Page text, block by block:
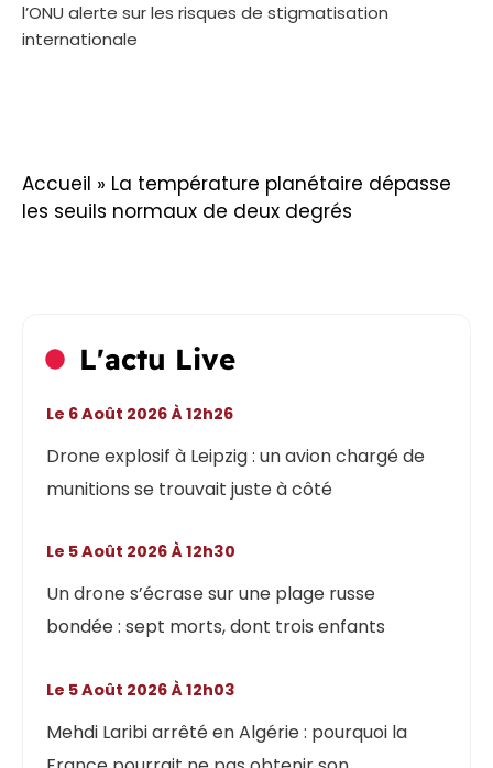
l’ONU alerte sur les risques de stigmatisation
internationale
Accueil » La température planétaire dépasse
les seuils normaux de deux degrés
L'actu Live
Drone explosif à Leipzig : un avion chargé de
munitions se trouvait juste à côté
Le 6 Août 2026 À 12h26
Un drone s’écrase sur une plage russe
bondée : sept morts, dont trois enfants
Le 5 Août 2026 À 12h30
Mehdi Laribi arrêté en Algérie : pourquoi la
Le 5 Août 2026 À 12h03